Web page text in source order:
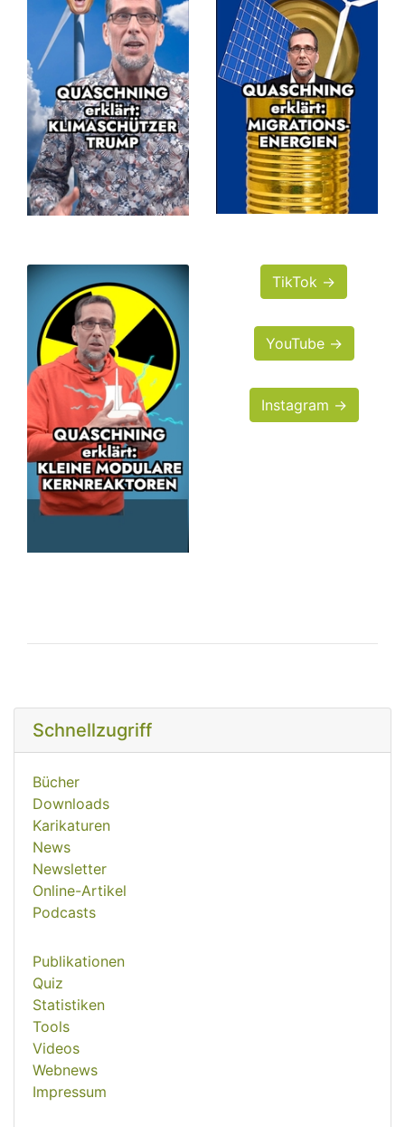
TikTok →
YouTube →
Instagram →
Schnellzugriff
Bücher
Downloads
Karikaturen
News
Newsletter
Online-Artikel
Podcasts
Publikationen
Quiz
Statistiken
Tools
Videos
Webnews
Impressum